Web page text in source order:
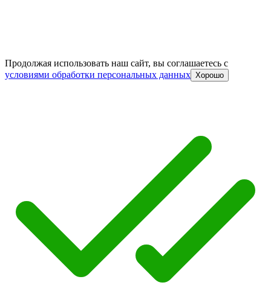
Продолжая использовать наш сайт, вы соглашаетесь c
условиями обработки персональных данных Хорошо